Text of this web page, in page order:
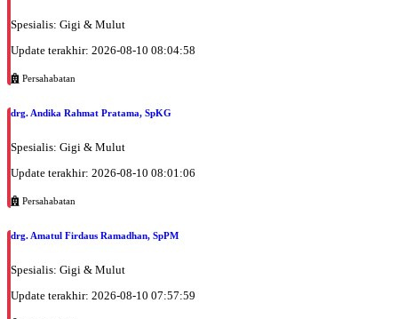
Spesialis: Gigi & Mulut
Update terakhir: 2026-08-10 08:04:58
Persahabatan
drg. Andika Rahmat Pratama, SpKG
Spesialis: Gigi & Mulut
Update terakhir: 2026-08-10 08:01:06
Persahabatan
drg. Amatul Firdaus Ramadhan, SpPM
Spesialis: Gigi & Mulut
Update terakhir: 2026-08-10 07:57:59